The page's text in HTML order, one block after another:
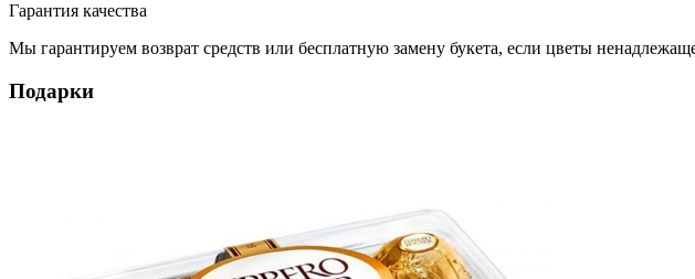
Гарантия качества
Мы гарантируем возврат средств или бесплатную замену букета, если цветы
Подарки